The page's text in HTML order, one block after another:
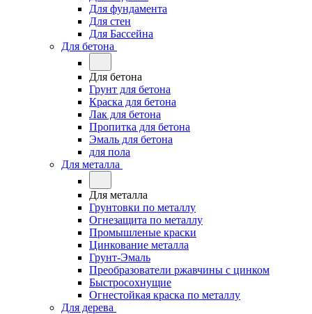
Для фундамента
Для стен
Для Бассейна
Для бетона
Для бетона
Грунт для бетона
Краска для бетона
Лак для бетона
Пропитка для бетона
Эмаль для бетона
для пола
Для металла
Для металла
Грунтовки по металлу
Огнезащита по металлу
Промышленые краски
Цинкование металла
Грунт-Эмаль
Преобразователи ржавчины с цинком
Быстросохнущие
Огнестойкая краска по металлу
Для дерева